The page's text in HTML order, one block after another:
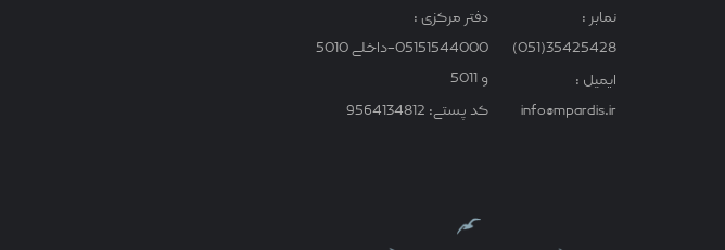
دفتر مرکزی :
05151544000-داخلی 5010
و 5011
کد پستی: 9564134812
نمابر :
35425428(051)
ایمیل :
info@mpardis.ir